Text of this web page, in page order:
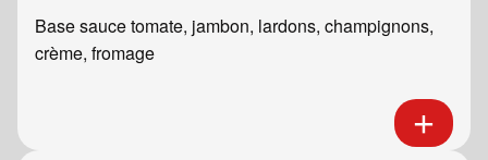
Base sauce tomate, jambon, lardons, champignons,
crème, fromage